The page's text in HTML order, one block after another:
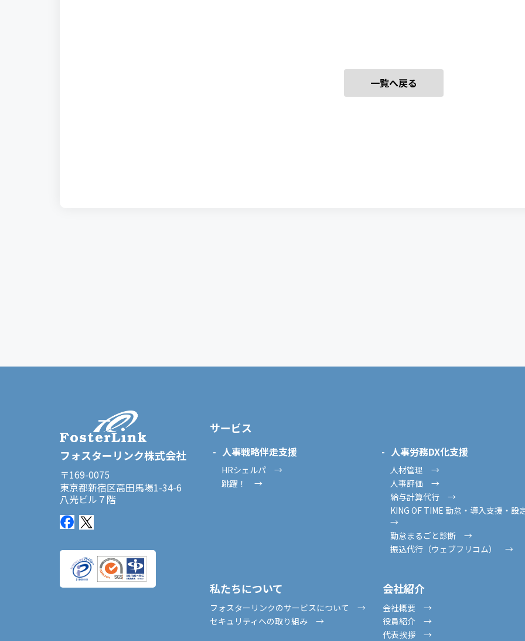
一覧へ戻る
フォスターリンク株式会社
〒169-0075
東京都新宿区高田馬場1-34-6
八光ビル７階
サービス
人事戦略伴走支援
HRシェルパ →
跳躍！ →
人事労務DX化支援
人材管理 →
人事評価 →
給与計算代行 →
KING OF TIME 勤怠・導入支援・
→
勤怠まるごと診断 →
振込代行（ウェブフリコム） →
私たちについて
フォスターリンクのサービスについて →
セキュリティへの取り組み →
会社紹介
会社概要 →
役員紹介 →
代表挨拶 →